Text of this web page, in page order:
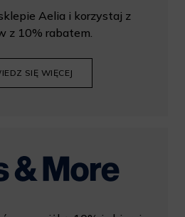
Aelia i korzystaj z
z 10% rabatem.
SIĘ WIĘCEJ